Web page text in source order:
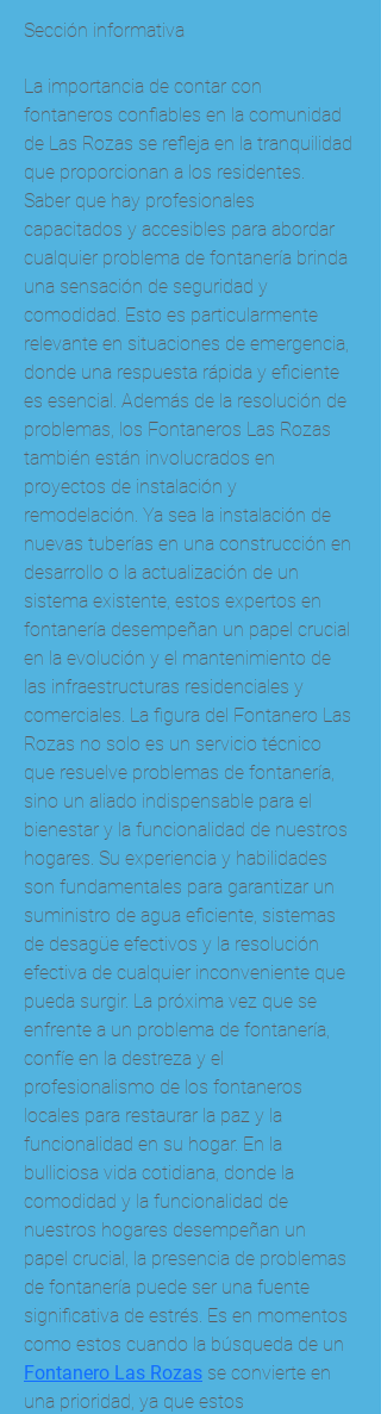
Sección informativa
La importancia de contar con
fontaneros confiables en la comunidad
de Las Rozas se refleja en la tranquilidad
que proporcionan a los residentes.
Saber que hay profesionales
capacitados y accesibles para abordar
cualquier problema de fontanería brinda
una sensación de seguridad y
comodidad. Esto es particularmente
relevante en situaciones de emergencia,
donde una respuesta rápida y eficiente
es esencial. Además de la resolución de
problemas, los Fontaneros Las Rozas
también están involucrados en
proyectos de instalación y
remodelación. Ya sea la instalación de
nuevas tuberías en una construcción en
desarrollo o la actualización de un
sistema existente, estos expertos en
fontanería desempeñan un papel crucial
en la evolución y el mantenimiento de
las infraestructuras residenciales y
comerciales. La figura del Fontanero Las
Rozas no solo es un servicio técnico
que resuelve problemas de fontanería,
sino un aliado indispensable para el
bienestar y la funcionalidad de nuestros
hogares. Su experiencia y habilidades
son fundamentales para garantizar un
suministro de agua eficiente, sistemas
de desagüe efectivos y la resolución
efectiva de cualquier inconveniente que
pueda surgir. La próxima vez que se
enfrente a un problema de fontanería,
confíe en la destreza y el
profesionalismo de los fontaneros
locales para restaurar la paz y la
funcionalidad en su hogar. En la
bulliciosa vida cotidiana, donde la
comodidad y la funcionalidad de
nuestros hogares desempeñan un
papel crucial, la presencia de problemas
de fontanería puede ser una fuente
significativa de estrés. Es en momentos
como estos cuando la búsqueda de un
Fontanero Las Rozas se convierte en
una prioridad, ya que estos